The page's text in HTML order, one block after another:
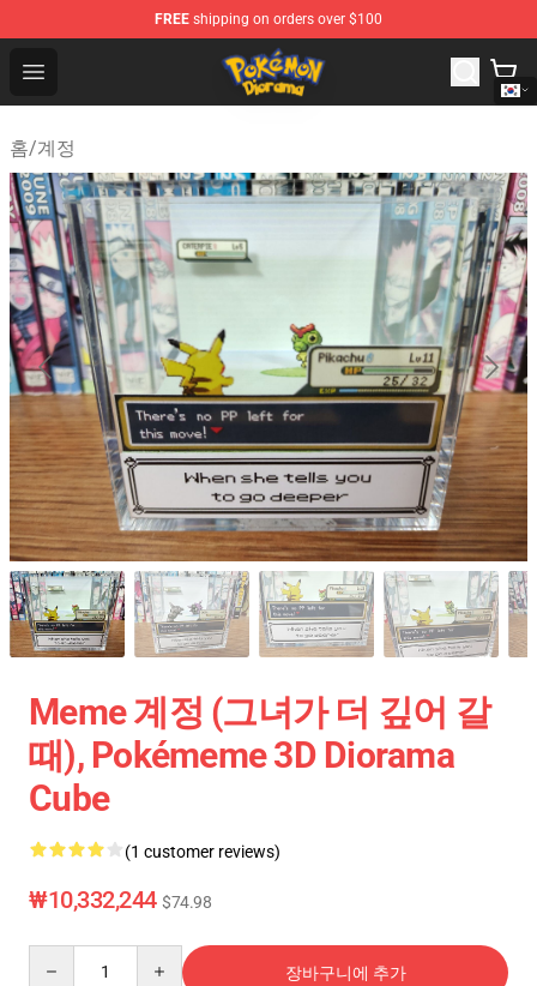
FREE shipping on orders over $100
Open menu
Pokemon Diorama Shop - The Best Store of Pokemon
홈/계정
Meme 계정 (그녀가 더 깊어 갈
때), Pokémeme 3D Diorama
Cube
(1 customer reviews)
₩10,332,244 $74.98
장바구니에 추가